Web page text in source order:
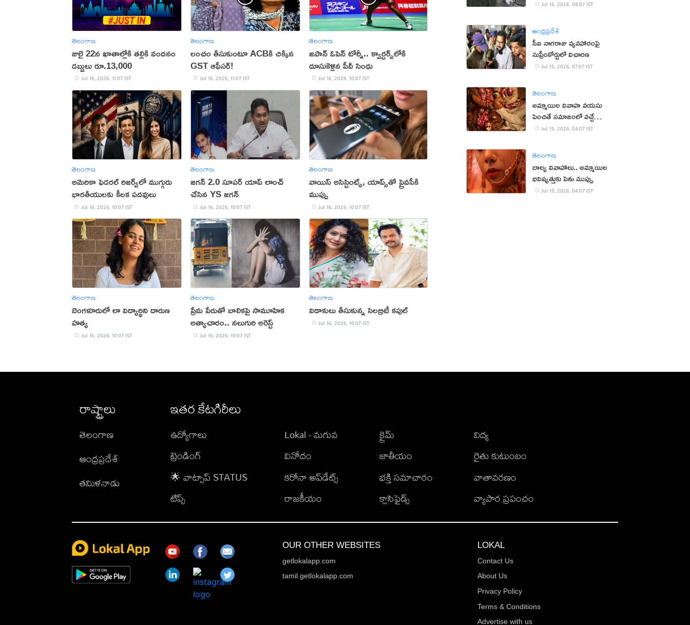
తెలంగాణ
జులై 22న ఖాతాల్లోకి తల్లికి వందనం
డబ్బులు రూ.13,000
Jul 16, 2026, 11:07 IST
తెలంగాణ
లంచం తీసుకుంటూ ACBకి చిక్కిన
GST ఆఫీసర్!
Jul 16, 2026, 11:07 IST
తెలంగాణ
జపాన్ ఓపెన్ టోర్నీ.. క్వార్టర్స్‌లోకి
దూసుకెళ్లిన పీవీ సింధు
Jul 16, 2026, 10:07 IST
తెలంగాణ
అమెరికా ఫెడరల్ రిజర్వ్‌లో ముగ్గురు
భారతీయులకు కీలక పదవులు
Jul 16, 2026, 10:07 IST
తెలంగాణ
జగన్‌ 2.0 సూపర్‌ యాప్‌ లాంచ్
చేసిన YS జగన్‌
Jul 16, 2026, 10:07 IST
తెలంగాణ
వాయిస్ అసిస్టెంట్స్, యాప్స్‌తో ప్రైవసీకి
ముప్పు
Jul 16, 2026, 10:07 IST
తెలంగాణ
బెంగళూరులో లా విద్యార్థిని దారుణ
హత్య
Jul 16, 2026, 10:07 IST
తెలంగాణ
ప్రేమ పేరుతో బాలికపై సామూహిక
అత్యాచారం.. నలుగురి అరెస్ట్
Jul 16, 2026, 10:07 IST
తెలంగాణ
విడాకులు తీసుకున్న సెలబ్రిటీ కపుల్
Jul 16, 2026, 10:07 IST
Jul 15, 2026, 08:07 IST
ఆంధ్రప్రదేశ్
సీఐ నాగరాజు వ్యవహారంపై
సుప్రీంకోర్టులో విచారణ
Jul 15, 2026, 07:07 IST
తెలంగాణ
అమ్మాయిల వివాహ వయసు
పెంచితే సమాజంలో వచ్చే
మార్పులు ఇవే!
Jul 15, 2026, 04:07 IST
తెలంగాణ
బాల్య వివాహాలు.. అమ్మాయిల
భవిష్యత్తుకు పెను ముప్పు
Jul 15, 2026, 04:07 IST
రాష్ట్రాలు
తెలంగాణ
ఆంధ్రప్రదేశ్
తమిళనాడు
ఇతర కేటగిరీలు
ఉద్యోగాలు
ట్రెండింగ్
🌟 వాట్సాప్ STATUS
టిప్స్
Lokal - మగువ
వినోదం
కరోనా అప్‌డేట్స్
రాజకీయం
క్రైమ్
జాతీయం
భక్తి సమాచారం
క్లాసిఫైడ్స్
విద్య
రైతు కుటుంబం
వాతావరణం
వ్యాపార ప్రపంచం
OUR OTHER WEBSITES
getlokalapp.com
tamil.getlokalapp.com
LOKAL
Contact Us
About Us
Privacy Policy
Terms & Conditions
Advertise with us